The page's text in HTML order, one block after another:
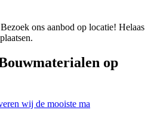
ons aanbod op locatie! Helaas
op
wij de mooiste ma